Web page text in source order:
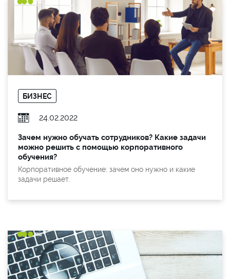
БИЗНЕС
24.02.2022
Зачем нужно обучать сотрудников? Какие задачи
можно решить с помощью корпоративного
обучения?
Корпоративное обучение: зачем оно нужно и какие
задачи решает.